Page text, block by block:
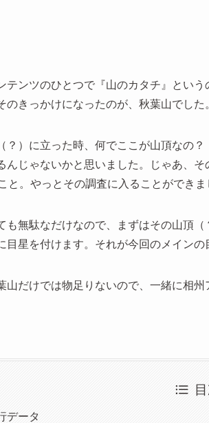
テンツのひとつで『山のカタチ』とい
のきっかけになったのが、秋葉山でした
？）に立った時、何でここが山頂なの
んじゃないかと思いました。じゃあ、
と。やっとその調査に入ることができま
も無駄なだけなので、まずはその山頂
目星を付けます。それが今回のメインの
山だけでは物足りないので、一緒に相
データ